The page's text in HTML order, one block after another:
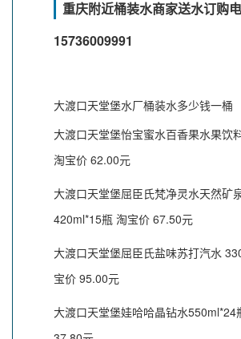
重庆附近桶装水商家送水订购电
15736009991
大渡口天堂堡水厂桶装水多少钱一桶
大渡口天堂堡怡宝蜜水百香果水果饮
淘宝价 62.00元
大渡口天堂堡屈臣氏梵净灵水天然矿
420ml*15瓶 淘宝价 67.50元
大渡口天堂堡屈臣氏盐味苏打汽水
宝价 95.00元
大渡口天堂堡娃哈哈晶钻水550ml*24